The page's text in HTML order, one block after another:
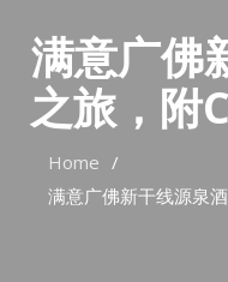
满意广佛
之旅，附
Home
满意广佛新干线源泉